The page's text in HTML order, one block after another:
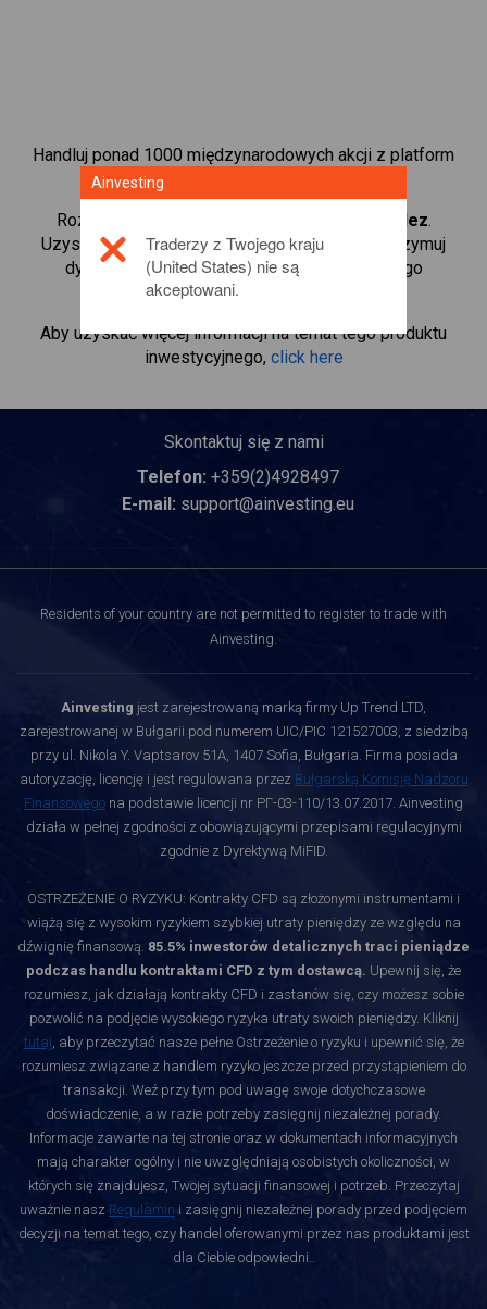
Handluj ponad 1000 międzynarodowych akcji z platform
handlową CFD od Ainvesting.
Rozpocznij handel kontraktami CFD w
Mondelez.
Uzyskaj notowania w czasie rzeczywistym i otrzymuj
dywidendy tak, jak w przypadku rzeczywistego
posiadania akcji.
Aby uzyskać więcej informacji na temat tego produktu
inwestycyjnego, click here
Skontaktuj się z nami
Telefon: +359(2)4928497
E-mail: support@ainvesting.eu
Residents of your country are not permitted to register to trade with
Ainvesting.
Ainvesting jest zarejestrowaną marką firmy Up Trend LTD,
zarejestrowanej w Bułgarii pod numerem UIC/PIC 121527003, z siedzibą
przy ul. Nikola Y. Vaptsarov 51A, 1407 Sofia, Bułgaria. Firma posiada
autoryzację, licencję i jest regulowana przez Bułgarską Komisję Nadzoru
Finansowego na podstawie licencji nr РГ-03-110/13.07.2017. Ainvesting
działa w pełnej zgodności z obowiązującymi przepisami regulacyjnymi
zgodnie z Dyrektywą MiFID.
OSTRZEŻENIE O RYZYKU: Kontrakty CFD są złożonymi instrumentami i
wiążą się z wysokim ryzykiem szybkiej utraty pieniędzy ze względu na
dźwignię finansową. 85.5% inwestorów detalicznych traci pieniądze
podczas handlu kontraktami CFD z tym dostawcą. Upewnij się, że
rozumiesz, jak działają kontrakty CFD i zastanów się, czy możesz sobie
pozwolić na podjęcie wysokiego ryzyka utraty swoich pieniędzy. Kliknij
tutaj, aby przeczytać nasze pełne Ostrzeżenie o ryzyku i upewnić się, że
rozumiesz związane z handlem ryzyko jeszcze przed przystąpieniem do
transakcji. Weź przy tym pod uwagę swoje dotychczasowe
doświadczenie, a w razie potrzeby zasięgnij niezależnej porady.
Informacje zawarte na tej stronie oraz w dokumentach informacyjnych
mają charakter ogólny i nie uwzględniają osobistych okoliczności, w
których się znajdujesz, Twojej sytuacji finansowej i potrzeb. Przeczytaj
uważnie nasz Regulamin i zasięgnij niezależnej porady przed podjęciem
decyzji na temat tego, czy handel oferowanymi przez nas produktami jest
dla Ciebie odpowiedni..
Ainvesting
Traderzy z Twojego kraju
(United States) nie są
akceptowani.